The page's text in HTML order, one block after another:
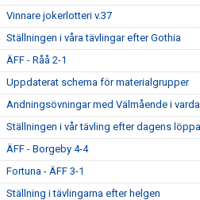
Vinnare jokerlotteri v.37
Ställningen i våra tävlingar efter Gothia
ÄFF - Råå 2-1
Uppdaterat schema för materialgrupper
Andningsövningar med Välmående i
Ställningen i vår tävling efter dagens
ÄFF - Borgeby 4-4
Fortuna - ÄFF 3-1
Ställning i tävlingarna efter helgen